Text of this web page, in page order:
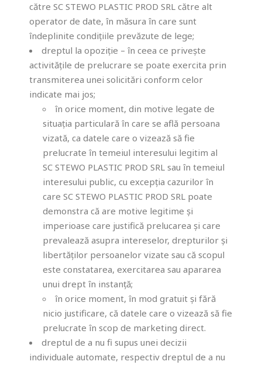
către SC STEWO PLASTIC PROD SRL către alt
operator de date, în măsura în care sunt
îndeplinite condițiile prevăzute de lege;
dreptul la opoziție – în ceea ce privește
activitățile de prelucrare se poate exercita prin
transmiterea unei solicitări conform celor
indicate mai jos;
în orice moment, din motive legate de
situația particulară în care se află persoana
vizată, ca datele care o vizează să fie
prelucrate în temeiul interesului legitim al
SC STEWO PLASTIC PROD SRL sau în temeiul
interesului public, cu excepția cazurilor în
care SC STEWO PLASTIC PROD SRL poate
demonstra că are motive legitime și
imperioase care justifică prelucarea și care
prevalează asupra intereselor, drepturilor și
libertăților persoanelor vizate sau că scopul
este constatarea, exercitarea sau apararea
unui drept în instanță;
în orice moment, în mod gratuit și fără
nicio justificare, că datele care o vizează să fie
prelucrate în scop de marketing direct.
dreptul de a nu fi supus unei decizii
individuale automate, respectiv dreptul de a nu